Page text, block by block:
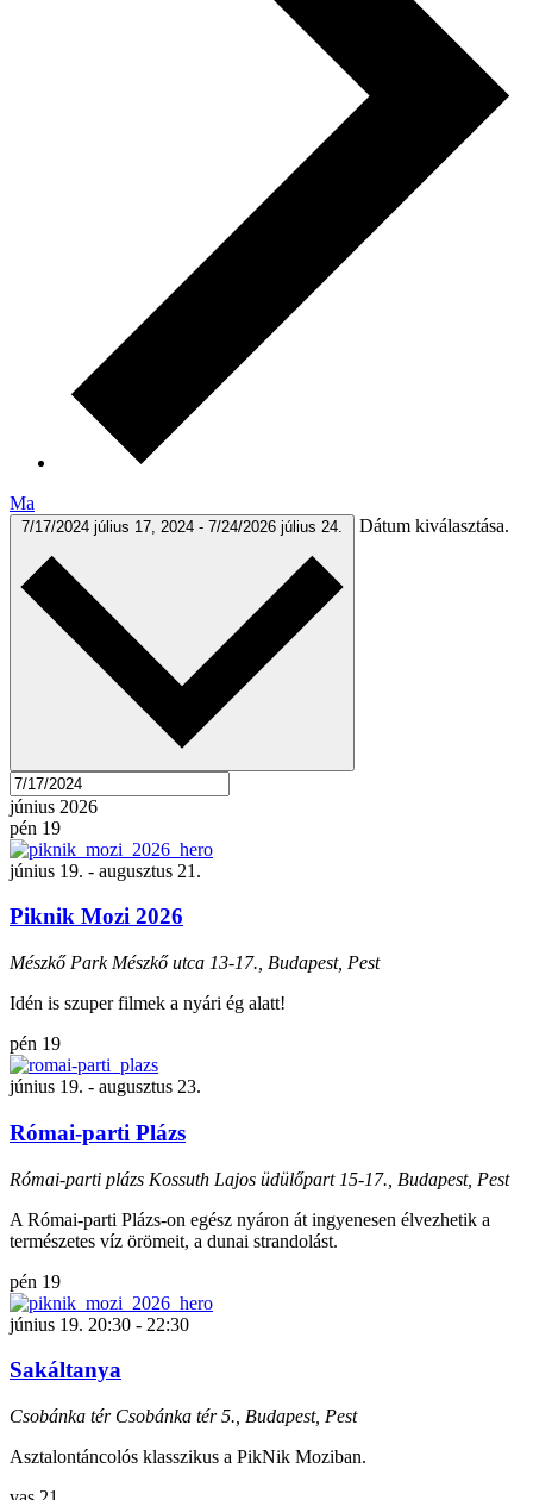
Ma
7/17/2024 július 17, 2024 - 7/24/2026 július 24. Dátum kiválasztása.
június 2026
pén 19
június 19. - augusztus 21.
Piknik Mozi 2026
Mészkő Park Mészkő utca 13-17., Budapest, Pest
Idén is szuper filmek a nyári ég alatt!
pén 19
június 19. - augusztus 23.
Római-parti Plázs
Római-parti plázs Kossuth Lajos üdülőpart 15-17., Budapest, Pest
A Római-parti Plázs-on egész nyáron át ingyenesen élvezhetik a
természetes víz örömeit, a dunai strandolást.
pén 19
június 19. 20:30 - 22:30
Sakáltanya
Csobánka tér Csobánka tér 5., Budapest, Pest
Asztalontáncolós klasszikus a PikNik Moziban.